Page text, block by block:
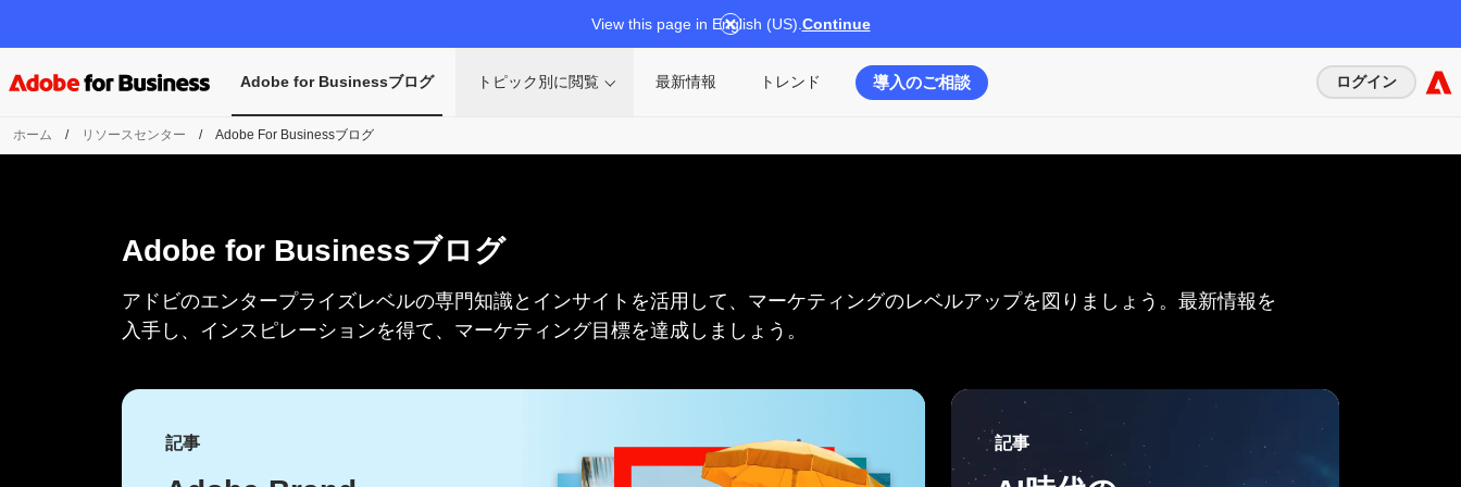
View this page in English (US). Continue
Adobe for Businessブログ トピック別に閲覧 最新情報 トレンド 導入のご相談 ログイン
ホーム / リソースセンター / Adobe For Businessブログ
Adobe for Businessブログ
アドビのエンタープライズレベルの専門知識と インサイトを活用して、 マーケティングのレベルアップを 図りましょう。 最新情報を
入手し、
インスピレーションを得て、 マーケティング目標を達成しましょう。
記事 記事